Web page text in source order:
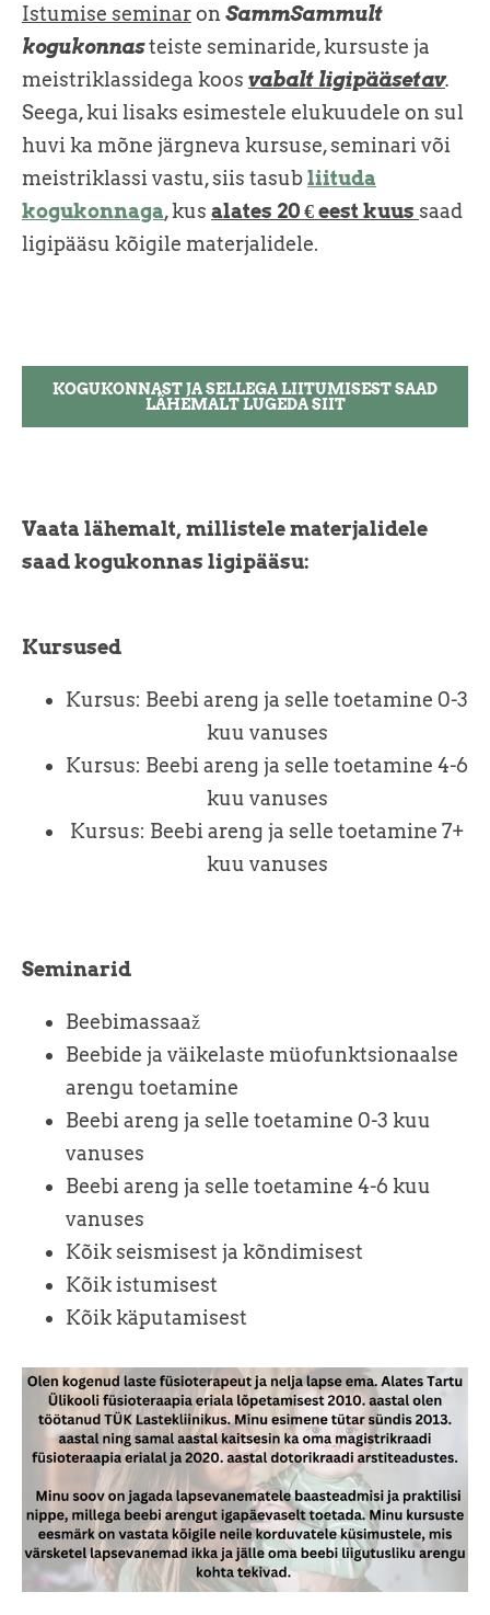
Istumise seminaron SammSammult
kogukonnasteiste seminaride, kursuste ja
meistriklassidega koos vabalt ligipääsetav.
Seega, kui lisaks esimestele elukuudele on sul
huvi ka mõne järgneva kursuse, seminari või
meistriklassi vastu, siis tasubliituda
kogukonnaga, kus alates 20 €eest kuus saad
ligipääsu kõigile materjalidele.
KOGUKONNAST JA SELLEGA LIITUMISEST SAAD
LÄHEMALT LUGEDA SIIT
Vaata lähemalt, millistele materjalidele
saad kogukonnas ligipääsu:
Kursused
Kursus: Beebi areng ja selle toetamine 0-3
kuu vanuses
Kursus: Beebi areng ja selle toetamine 4-6
kuu vanuses
Kursus: Beebi areng ja selle toetamine 7+
kuu vanuses
Seminarid
Beebimassaaž
Beebide ja väikelaste müofunktsionaalse
arengu toetamine
Beebi areng ja selle toetamine 0-3 kuu
vanuses
Beebi areng ja selle toetamine 4-6 kuu
vanuses
Kõik seismisest ja kõndimisest
Kõik istumisest
Kõik käputamisest